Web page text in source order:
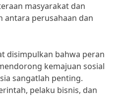
masyarakat dan
antara perusahaan dan
disimpulkan bahwa peran
kemajuan sosial
sangatlah penting.
pelaku bisnis, dan